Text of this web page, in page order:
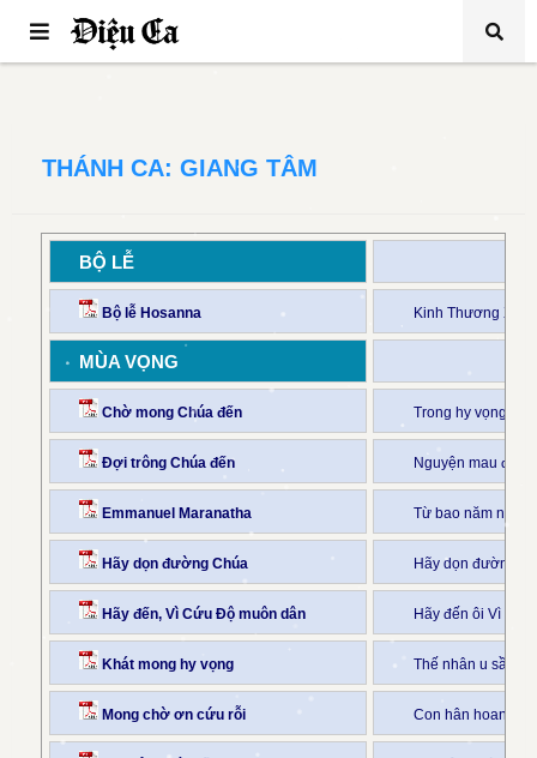
THÁNH CA: GIANG TÂM
BỘ LỄ
Bộ lễ Hosanna Kinh Thương Xót,
MÙA VỌNG
Chờ mong Chúa đến Trong hy vọng
Đợi trông Chúa đến Nguyện mau đến
Emmanuel Maranatha Từ bao năm
Hãy dọn đường Chúa Hãy dọn đường,
Hãy đến, Vì Cứu Độ muôn dân Hãy đến ôi Vì
Khát mong hy vọng Thế nhân u sầu
Mong chờ ơn cứu rỗi Con hân hoan